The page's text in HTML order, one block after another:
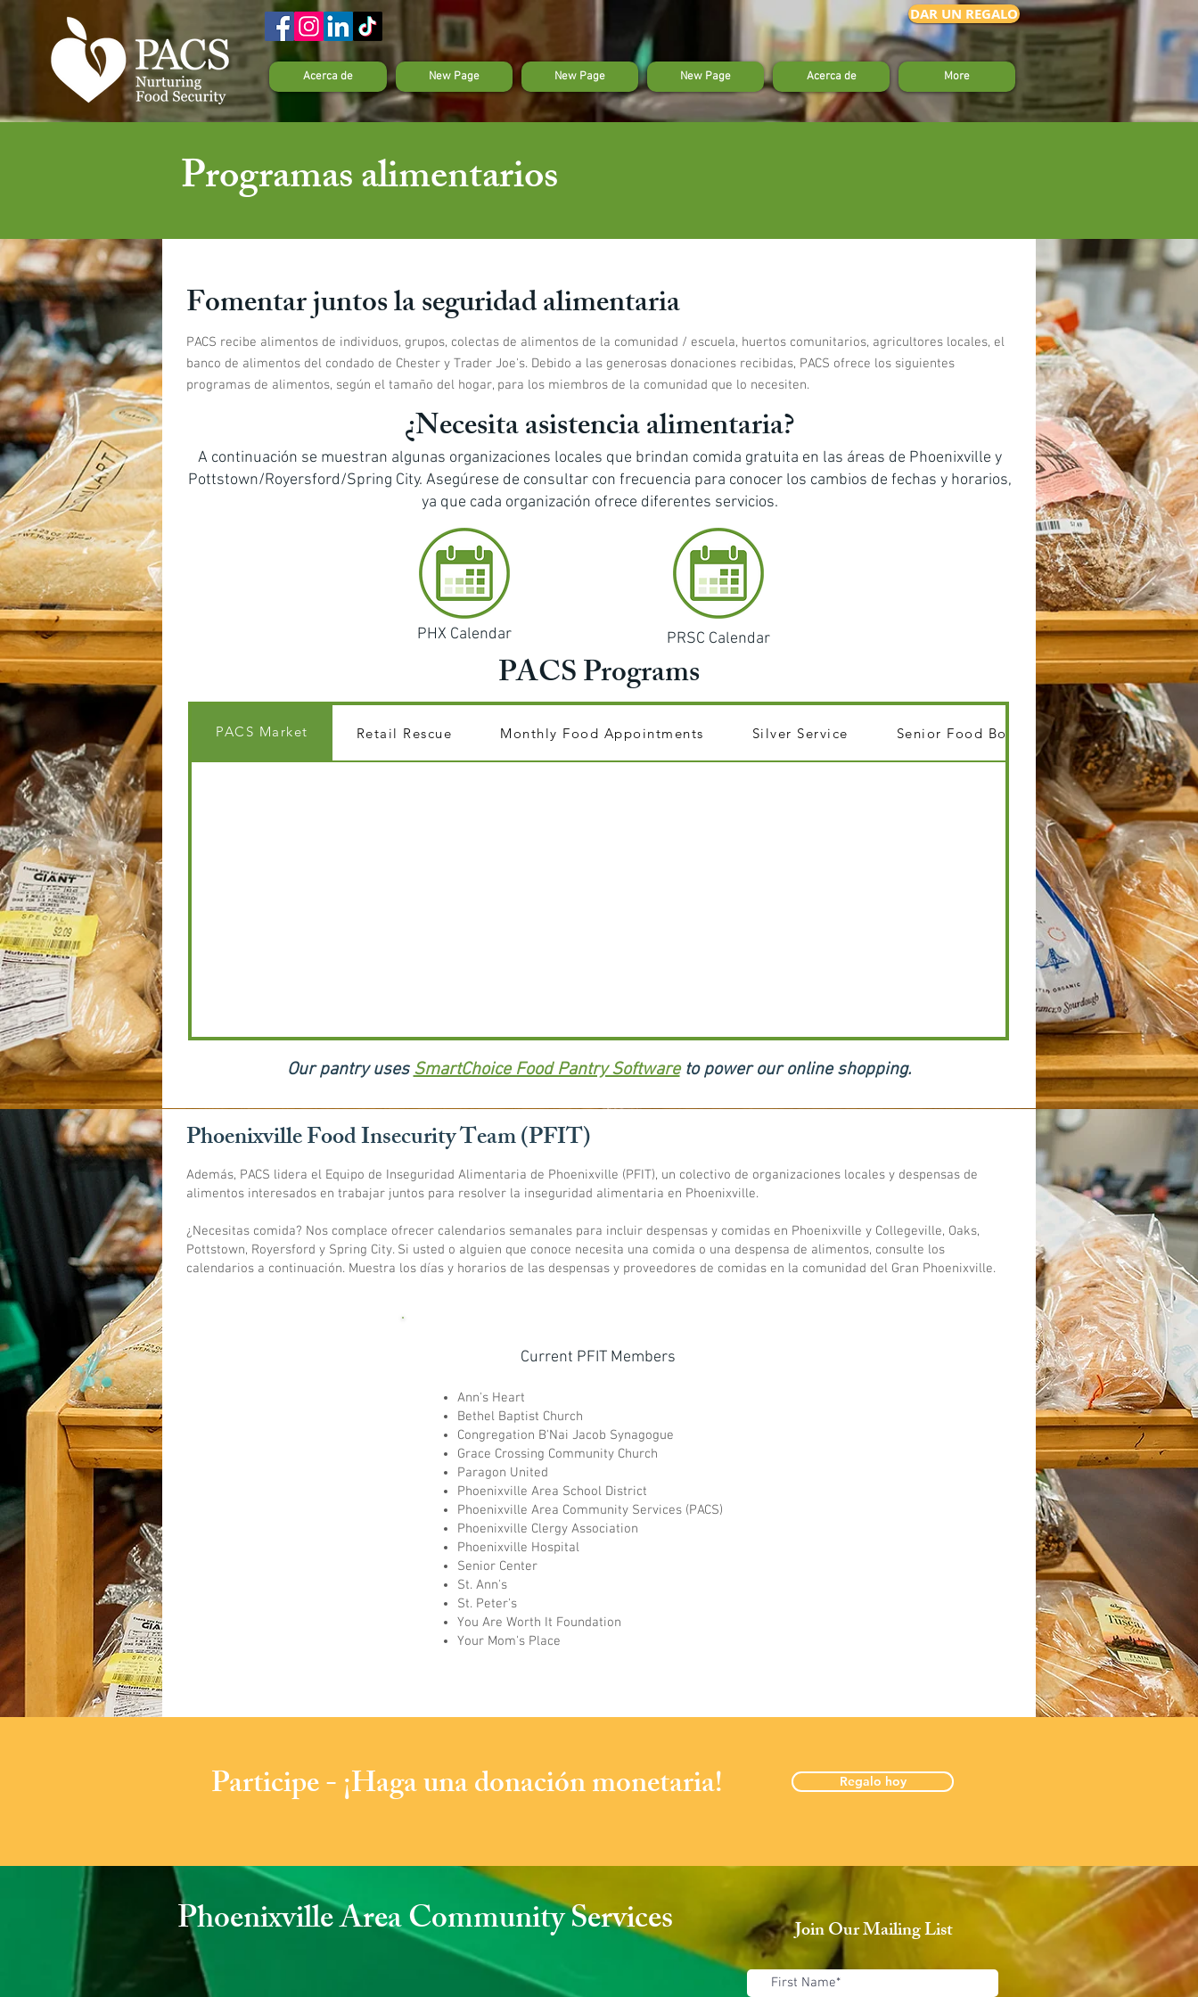
DAR UN REGALO
Acerca de New Page New Page New Page Acerca de More
Programas alimentarios
Fomentar juntos la seguridad alimentaria
PACS recibe alimentos de individuos, grupos, colectas de alimentos de la comunidad / escuela, huertos comunitarios, agricultores locales, el
banco de alimentos del condado de Chester y Trader Joe's. Debido a las generosas donaciones recibidas, PACS ofrece los siguientes
programas de alimentos, según el tamaño del hogar, para los miembros de la comunidad que lo necesiten.
¿Necesita asistencia alimentaria?
​A continuación se muestran algunas organizaciones locales que brindan comida gratuita en las áreas de Phoenixville y
Pottstown/Royersford/Spring City. Asegúrese de consultar con frecuencia para conocer los cambios de fechas y horarios,
ya que cada organización ofrece diferentes servicios.
PHX Calendar PRSC Calendar
PACS Programs
PACS Market Retail Rescue Monthly Food Appointments Silver Service Senior Food Boxes Simple Gesture
Our pantry usesSmartChoice Food Pantry Softwareto power our online shopping.
Phoenixville Food Insecurity Team (PFIT)
Además, PACS lidera el Equipo de Inseguridad Alimentaria de Phoenixville (PFIT), un colectivo de organizaciones locales y despensas de
alimentos interesados ​​en trabajar juntos para resolver la inseguridad alimentaria en Phoenixville.
¿Necesitas comida? Nos complace ofrecer calendarios semanales para incluir despensas y comidas en Phoenixville y Collegeville, Oaks,
Pottstown, Royersford y Spring City. Si usted o alguien que conoce necesita una comida o una despensa de alimentos, consulte los
calendarios a continuación. Muestra los días y horarios de las despensas y proveedores de comidas en la comunidad del Gran Phoenixville.
Current PFIT Members
Ann's Heart
Bethel Baptist Church
Congregation B'Nai Jacob Synagogue
Grace Crossing Community Church
Paragon United
Phoenixville Area School District
Phoenixville Area Community Services (PACS)
Phoenixville Clergy Association
Phoenixville Hospital
Senior Center
St. Ann's
St. Peter's
You Are Worth It Foundation
Your Mom's Place
​Participe - ¡Haga una donación monetaria! Regalo hoy
Phoenixville AreaCommunity Services Join Our Mailing List